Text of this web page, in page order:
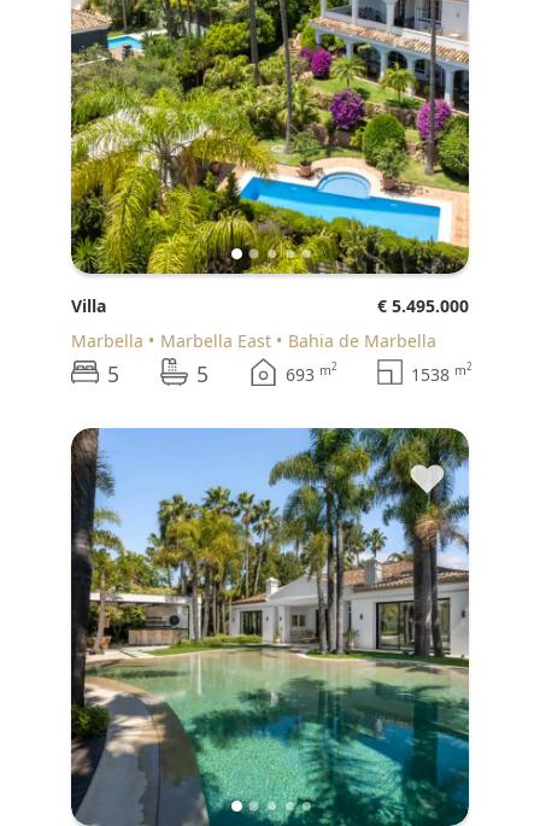
Villa
€ 5.495.000
Marbella
Marbella East Bahia de Marbella
5 5 693 m2 1538 m2
♥